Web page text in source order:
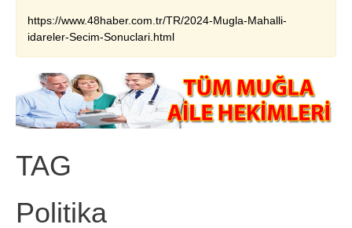
https://www.48haber.com.tr/TR/2024-Mugla-Mahalli-
idareler-Secim-Sonuclari.html
TAG
Politika